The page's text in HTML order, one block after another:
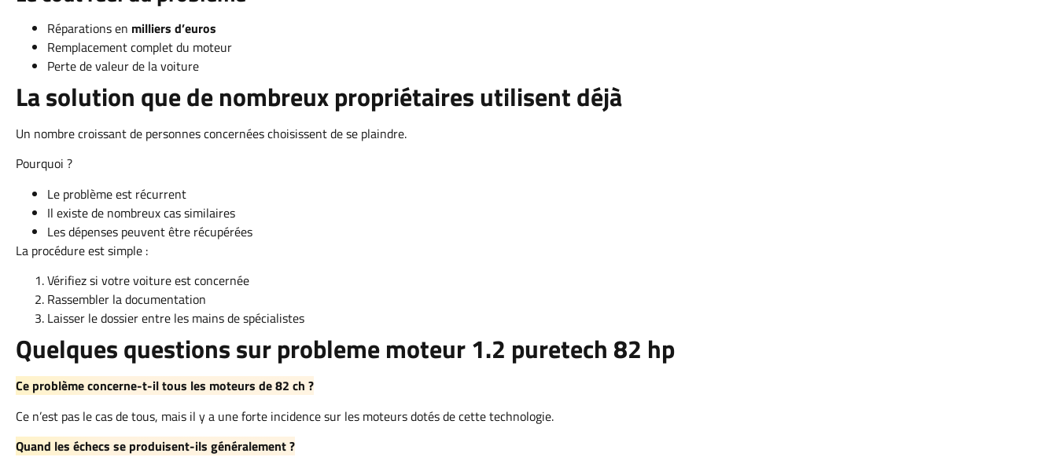
Réparations en milliers d’euros
Remplacement complet du moteur
Perte de valeur de la voiture
La solution que de nombreux propriétaires utilisent déjà
Un nombre croissant de personnes concernées choisissent de se plaindre.
Pourquoi ?
Le problème est récurrent
Il existe de nombreux cas similaires
Les dépenses peuvent être récupérées
La procédure est simple :
Vérifiez si votre voiture est concernée
Rassembler la documentation
Laisser le dossier entre les mains de spécialistes
Quelques questions sur probleme moteur 1.2 puretech 82 hp
Ce problème concerne-t-il tous les moteurs de 82 ch ?
Ce n’est pas le cas de tous, mais il y a une forte incidence sur les moteurs dotés de cette technologie.
Quand les échecs se produisent-ils généralement ?